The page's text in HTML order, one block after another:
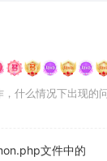
什么情况下出现的
文件中的